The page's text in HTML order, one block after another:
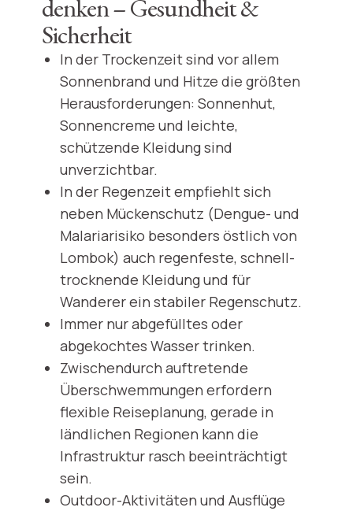
denken – Gesundheit &
Sicherheit
In der Trockenzeit sind vor allem
Sonnenbrand und Hitze die größten
Herausforderungen: Sonnenhut,
Sonnencreme und leichte,
schützende Kleidung sind
unverzichtbar.
In der Regenzeit empfiehlt sich
neben Mückenschutz (Dengue- und
Malariarisiko besonders östlich von
Lombok) auch regenfeste, schnell-
trocknende Kleidung und für
Wanderer ein stabiler Regenschutz.
Immer nur abgefülltes oder
abgekochtes Wasser trinken.
Zwischendurch auftretende
Überschwemmungen erfordern
flexible Reiseplanung, gerade in
ländlichen Regionen kann die
Infrastruktur rasch beeinträchtigt
sein.
Outdoor-Aktivitäten und Ausflüge